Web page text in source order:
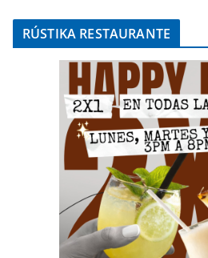
RÚSTIKA RESTAURANTE